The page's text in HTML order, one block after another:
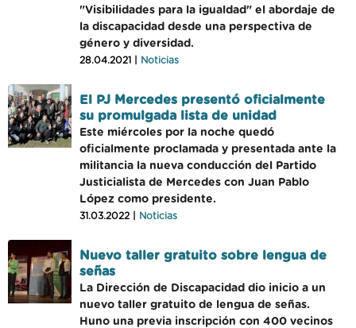
"Visibilidades para la igualdad" el abordaje de
la discapacidad desde una perspectiva de
género y diversidad.
28.04.2021 | Noticias
El PJ Mercedes presentó oficialmente
su promulgada lista de unidad
Este miércoles por la noche quedó
oficialmente proclamada y presentada ante la
militancia la nueva conducción del Partido
Justicialista de Mercedes con Juan Pablo
López como presidente.
31.03.2022 | Noticias
Nuevo taller gratuito sobre lengua de
señas
La Dirección de Discapacidad dio inicio a un
nuevo taller gratuito de lengua de señas.
Huno una previa inscripción con 400 vecinos